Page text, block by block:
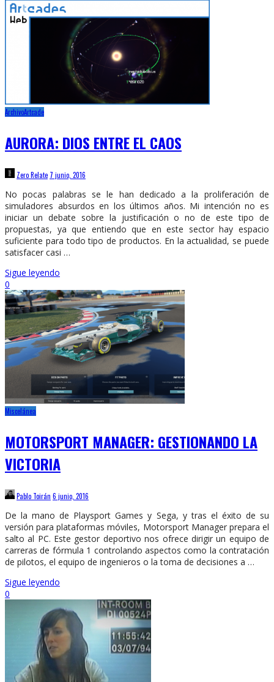
ArchivoArtcade
AURORA: DIOS ENTRE EL CAOS
Zero Relate 7 junio, 2016
No pocas palabras se le han dedicado a la proliferación de
simuladores absurdos en los últimos años. Mi intención no es
iniciar un debate sobre la justificación o no de este tipo de
propuestas, ya que entiendo que en este sector hay espacio
suficiente para todo tipo de productos. En la actualidad, se puede
satisfacer casi …
Sigue leyendo
0
Miscelánea
MOTORSPORT MANAGER: GESTIONANDO LA
VICTORIA
Pablo Toirán 6 junio, 2016
De la mano de Playsport Games y Sega, y tras el éxito de su
versión para plataformas móviles, Motorsport Manager prepara el
salto al PC. Este gestor deportivo nos ofrece dirigir un equipo de
carreras de fórmula 1 controlando aspectos como la contratación
de pilotos, el equipo de ingenieros o la toma de decisiones a …
Sigue leyendo
0